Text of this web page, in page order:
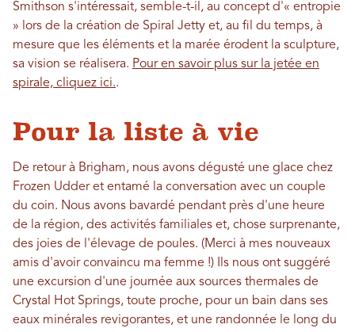
Smithson s'intéressait, semble-t-il, au concept d'« entropie
» lors de la création de Spiral Jetty et, au fil du temps, à
mesure que les éléments et la marée érodent la sculpture,
sa vision se réalisera. Pour en savoir plus sur la jetée en
spirale, cliquez ici..
Pour la liste à vie
De retour à Brigham, nous avons dégusté une glace chez
Frozen Udder et entamé la conversation avec un couple
du coin. Nous avons bavardé pendant près d'une heure
de la région, des activités familiales et, chose surprenante,
des joies de l'élevage de poules. (Merci à mes nouveaux
amis d'avoir convaincu ma femme !) Ils nous ont suggéré
une excursion d'une journée aux sources thermales de
Crystal Hot Springs, toute proche, pour un bain dans ses
eaux minérales revigorantes, et une randonnée le long du